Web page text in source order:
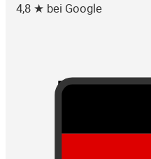
4,8 ★ bei Google